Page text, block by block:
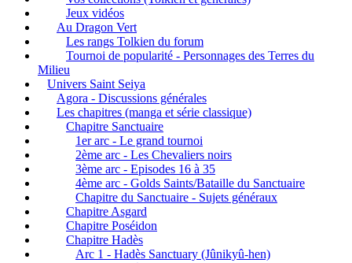
Jeux vidéos
Au Dragon Vert
Les rangs Tolkien du forum
Tournoi de popularité - Personnages des Terres du
Milieu
Univers Saint Seiya
Agora - Discussions générales
Les chapitres (manga et série classique)
Chapitre Sanctuaire
1er arc - Le grand tournoi
2ème arc - Les Chevaliers noirs
3ème arc - Episodes 16 à 35
4ème arc - Golds Saints/Bataille du Sanctuaire
Chapitre du Sanctuaire - Sujets généraux
Chapitre Asgard
Chapitre Poséidon
Chapitre Hadès
Arc 1 - Hadès Sanctuary (Jûnikyû-hen)